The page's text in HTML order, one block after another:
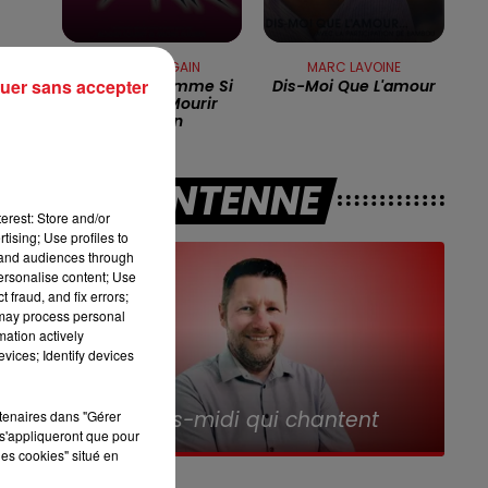
12h00 - 13h00
RDL & VOUS
MICHEL FUGAIN
Chante ... Comme Si
Tu Devais Mourir
Demain
MARC LAVOINE
Dis-Moi Que L'amour
A L'ANTENNE
Les Après-midi qui chantent
Store and/or
Use profiles to
audiences through
content; Use
fraud, and fix errors;
process personal
actively
Identify devices
dans "Gérer
que pour
cookies" situé en
sans accepter